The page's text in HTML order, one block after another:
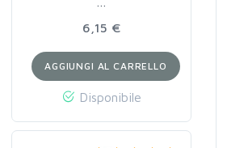
6,15 €
AGGIUNGI AL CARRELLO
Disponibile